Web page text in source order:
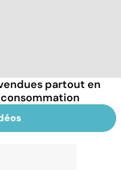
partout en